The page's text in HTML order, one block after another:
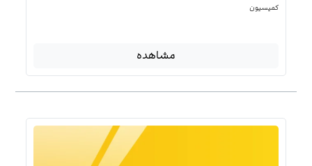
کمیسیون
مشاهده